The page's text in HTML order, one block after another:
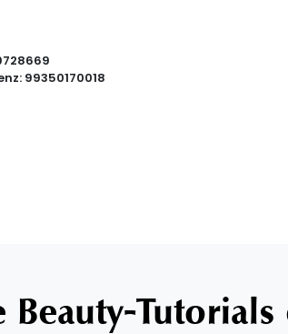
99350170018
Beauty-